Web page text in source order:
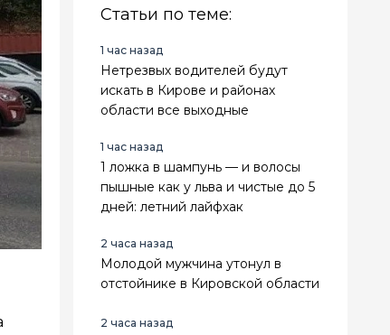
Статьи по теме:
1 час назад
Нетрезвых водителей будут
искать в Кирове и районах
области все выходные
1 час назад
1 ложка в шампунь — и волосы
пышные как у льва и чистые до 5
дней: летний лайфхак
2 часа назад
Молодой мужчина утонул в
отстойнике в Кировской области
2 часа назад